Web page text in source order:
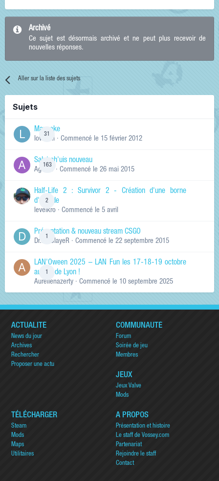
Archivé
Ce sujet est désormais archivé et ne peut plus recevoir de
nouvelles réponses.
Aller sur la liste des sujets
Sujets
31
Manneke
lowskill · Commencé le 15 février 2012
163
Salut ch'uis nouveau
Ag0Nie · Commencé le 26 mai 2015
2
Half-Life 2 : Survivor 2 - Création d'une borne
d'arcade
levelkro · Commencé le 5 avril
Présentation & nouveau stream CSGO
Dr.KinSlayeR · Commencé le 22 septembre 2015
LAN'Oween 2025 – LAN Fun les 17-18-19 octobre
au sud de Lyon !
Aurelienazerty · Commencé le 10 septembre 2025
ACTUALITÉ
News du jour
Archives
Rechercher
Proposer une actu
COMMUNAUTÉ
Forum
Soirée de jeu
Membres
JEUX
Jeux Valve
Mods
TÉLÉCHARGER
Steam
Mods
Maps
Utilitaires
A PROPOS
Présentation et histoire
Le staff de Vossey.com
Partenariat
Rejoindre le staff
Contact